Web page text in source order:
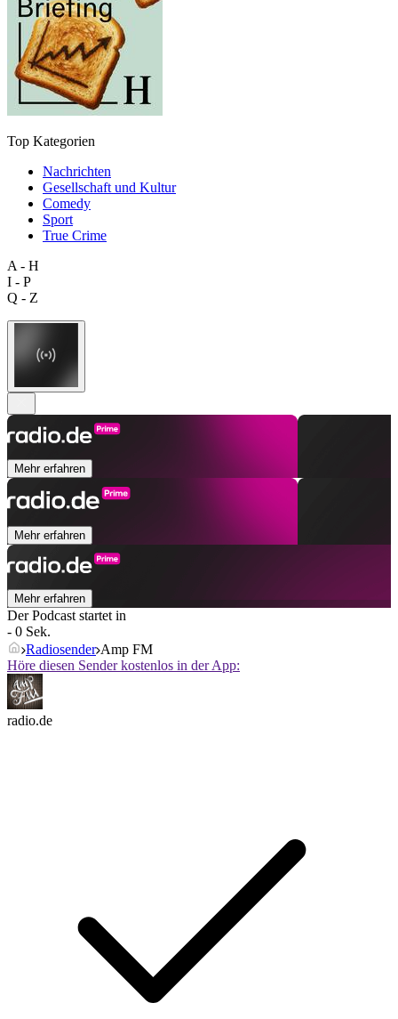
Top Kategorien
Nachrichten
Gesellschaft und Kultur
Comedy
Sport
True Crime
A - H
I - P
Q - Z
Mehr erfahren
Mehr erfahren
Mehr erfahren
Der Podcast startet in
- 0 Sek.
Radiosender Amp FM
Höre diesen Sender kostenlos in der App:
radio.de